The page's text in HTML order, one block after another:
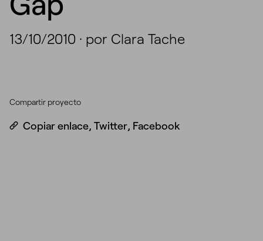
13/10/2010 · por Clara Tache
Compartir proyecto
Copiar enlace, Twitter, Facebook